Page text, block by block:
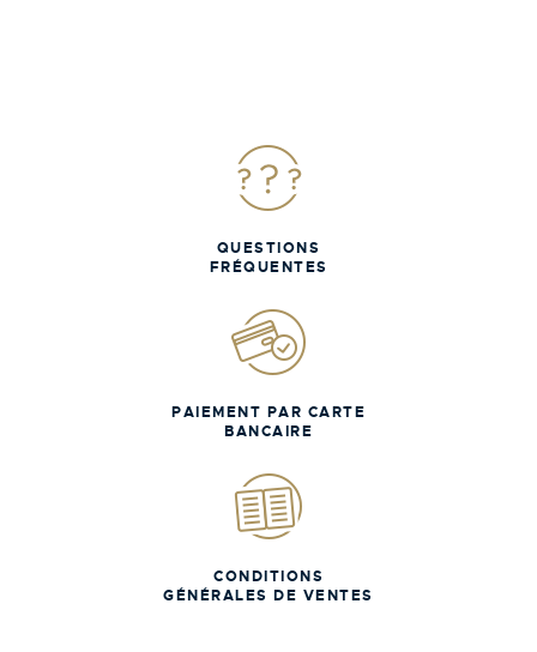
QUESTIONS
FRÉQUENTES
PAIEMENT PAR CARTE
BANCAIRE
CONDITIONS
GÉNÉRALES DE VENTES